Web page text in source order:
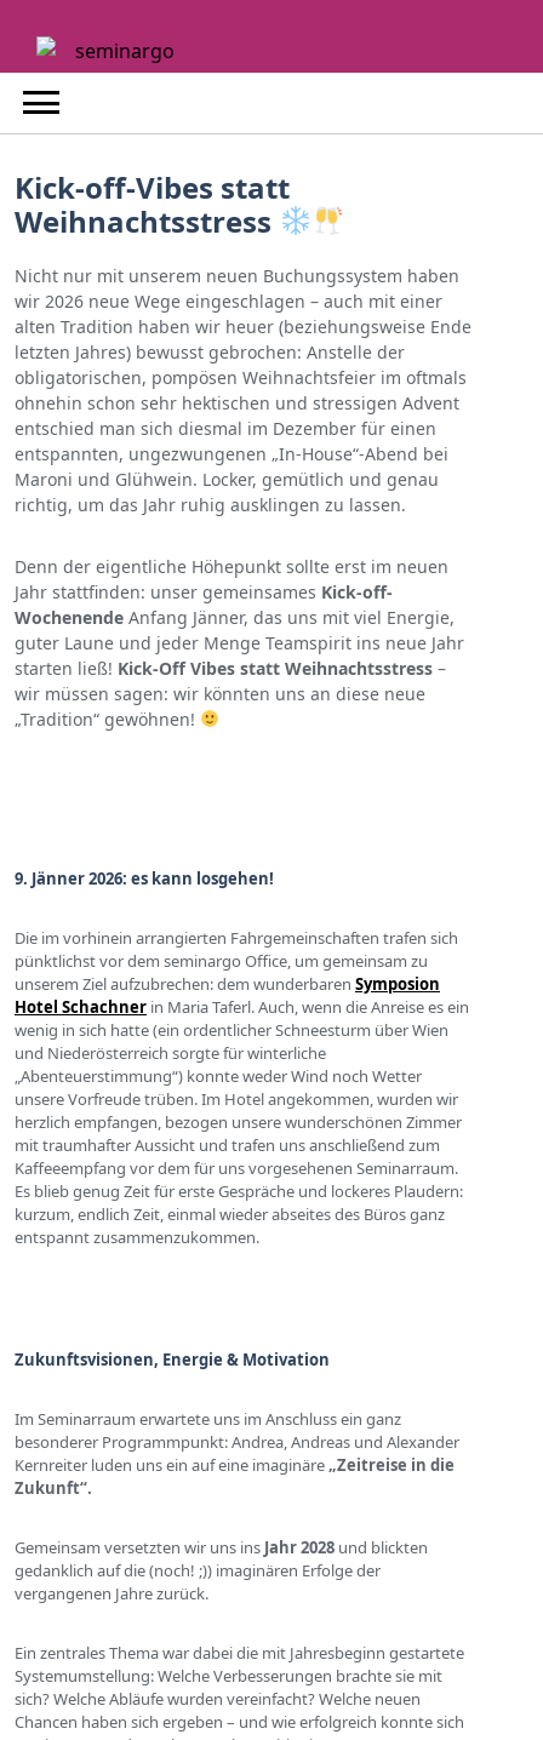
content
Kick-off-Vibes statt
Weihnachtsstress
Nicht nur mit unserem neuen Buchungssystem haben
wir 2026 neue Wege eingeschlagen – auch mit einer
alten Tradition haben wir heuer (beziehungsweise Ende
letzten Jahres) bewusst gebrochen: Anstelle der
obligatorischen, pompösen Weihnachtsfeier im oftmals
ohnehin schon sehr hektischen und stressigen Advent
entschied man sich diesmal im Dezember für einen
entspannten, ungezwungenen „In-House“-Abend bei
Maroni und Glühwein. Locker, gemütlich und genau
richtig, um das Jahr ruhig ausklingen zu lassen.
Denn der eigentliche Höhepunkt sollte erst im neuen
Jahr stattfinden: unser gemeinsames Kick-off-
Wochenende Anfang Jänner, das uns mit viel Energie,
guter Laune und jeder Menge Teamspirit ins neue Jahr
starten ließ! Kick-Off Vibes statt Weihnachtsstress –
wir müssen sagen: wir könnten uns an diese neue
„Tradition“ gewöhnen!
9. Jänner 2026: es kann losgehen!
Die im vorhinein arrangierten Fahrgemeinschaften trafen sich
pünktlichst vor dem seminargo Office, um gemeinsam zu
unserem Ziel aufzubrechen: dem wunderbaren Symposion
Hotel Schachner in Maria Taferl. Auch, wenn die Anreise es ein
wenig in sich hatte (ein ordentlicher Schneesturm über Wien
und Niederösterreich sorgte für winterliche
„Abenteuerstimmung“) konnte weder Wind noch Wetter
unsere Vorfreude trüben. Im Hotel angekommen, wurden wir
herzlich empfangen, bezogen unsere wunderschönen Zimmer
mit traumhafter Aussicht und trafen uns anschließend zum
Kaffeeempfang vor dem für uns vorgesehenen Seminarraum.
Es blieb genug Zeit für erste Gespräche und lockeres Plaudern:
kurzum, endlich Zeit, einmal wieder abseites des Büros ganz
entspannt zusammenzukommen.
Zukunftsvisionen, Energie & Motivation
Im Seminarraum erwartete uns im Anschluss ein ganz
besonderer Programmpunkt: Andrea, Andreas und Alexander
Kernreiter luden uns ein auf eine imaginäre„Zeitreise in die
Zukunft“.
Gemeinsam versetzten wir uns ins Jahr 2028 und blickten
gedanklich auf die (noch! ;)) imaginären Erfolge der
vergangenen Jahre zurück.
Ein zentrales Thema war dabei die mit Jahresbeginn gestartete
Systemumstellung: Welche Verbesserungen brachte sie mit
sich? Welche Abläufe wurden vereinfacht? Welche neuen
Chancen haben sich ergeben – und wie erfolgreich konnte sich